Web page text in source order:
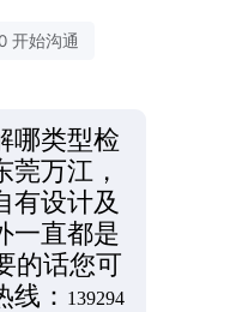
开始沟通
哪类型检
万江，
有设计及
一直都是
的话您可
： 139294